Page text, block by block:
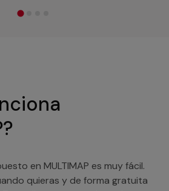
en MULTIMAP es muy fácil.
quieras y de forma gratuita